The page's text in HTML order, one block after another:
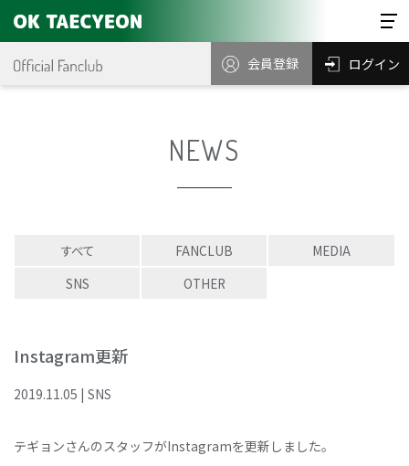
会員登録 ログイン
NEWS
すべて FANCLUB
MEDIA
SNS
OTHER
Instagram更新
2019.11.05 | SNS
テギョンさんのスタッフがInstagramを更新しました。